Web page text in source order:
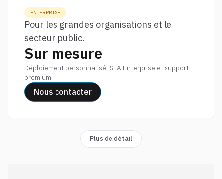
ENTERPRISE
Pour les grandes organisations et le
secteur public.
Sur mesure
Déploiement personnalisé, SLA Enterprise et support
premium.
Nous contacter
Plus de détail